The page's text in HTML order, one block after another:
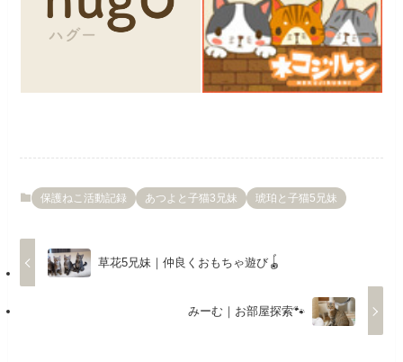
保護ねこ活動記録 あつよと子猫3兄妹 琥珀と子猫5兄妹
草花5兄妹｜仲良くおもちゃ遊び🪀
みーむ｜お部屋探索🐾